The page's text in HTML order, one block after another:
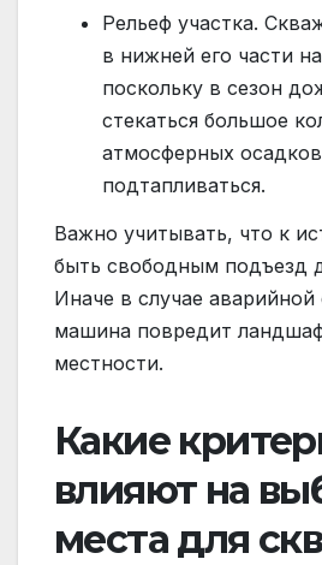
Рельеф участка.
в нижней его части
поскольку в сезон
стекаться большое
атмосферных
подтапливаться.
Важно учитывать, что к
быть свободным подъезд
Иначе в случае аварийной
машина повредит
местности.
Какие
влияют на
места для